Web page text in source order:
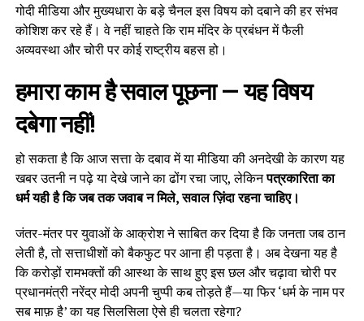
गोदी मीडिया और मुख्यधारा के बड़े चैनल इस विषय को दबाने की हर संभव
कोशिश कर रहे हैं। वे नहीं चाहते कि राम मंदिर के प्रबंधन में फैली
अव्यवस्था और चोरी पर कोई राष्ट्रीय बहस हो।
हमारा काम है सवाल पूछना — यह विषय
दबेगा नहीं!
हो सकता है कि आज सत्ता के दबाव में या मीडिया की अनदेखी के कारण यह
खबर उतनी न पढ़े या देखे जाने का ढोंग रचा जाए, लेकिनपत्रकारिता का
धर्म यही है कि जब तक जवाब न मिले, सवाल ज़िंदा रहना चाहिए।
जंतर-मंतर पर युवाओं के आक्रोश ने साबित कर दिया है कि जनता जब ठान
लेती है, तो सत्ताधीशों को बैकफुट पर आना ही पड़ता है। अब देखना यह है
कि करोड़ों रामभक्तों की आस्था के साथ हुए इस छल और चढ़ावा चोरी पर
प्रधानमंत्री नरेंद्र मोदी अपनी चुप्पी कब तोड़ते हैं—या फिर ‘धर्म के नाम पर
सब माफ़ है’ का यह सिलसिला ऐसे ही चलता रहेगा?